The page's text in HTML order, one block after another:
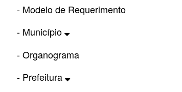
- Modelo de Requerimento
- Município
- Organograma
- Prefeitura